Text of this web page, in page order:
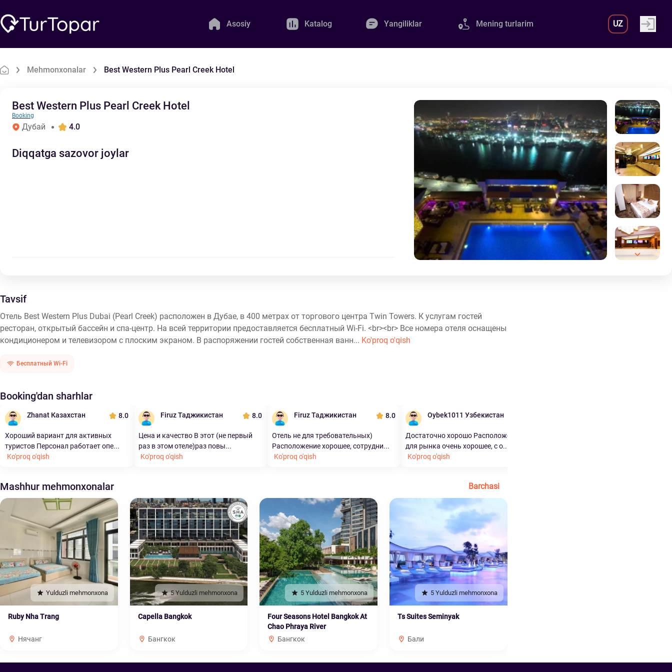
Asosiy Katalog Yangiliklar Mening turlarim UZ
Mehmonxonalar Best Western Plus Pearl Creek Hotel
Best Western Plus Pearl Creek Hotel
Booking
Дубай 4.0
Diqqatga sazovor joylar
Tavsif
Отель Best Western Plus Dubai (Pearl Creek) расположен в Дубае, в 400 метрах от торгового центра Twin Towers. К услугам гостей
ресторан, открытый бассейн и спа-центр. На всей территории предоставляется бесплатный Wi-Fi. <br><br> Все номера отеля оснащены
кондиционером и телевизором с плоским экраном. В распоряжении гостей собственная ванн... Ko'proq o'qish
Бесплатный Wi-Fi
Booking'dan sharhlar
Zhanat Казахстан 8.0
Хороший вариант для активных
туристов Персонал работает опе...
Ko'proq o'qish
Firuz Таджикистан 8.0
Цена и качество В этот (не первый
раз в этом отеле)раз повы...
Ko'proq o'qish
Firuz Таджикистан 8.0
Отель не для требовательных)
Расположение хорошее, сотрудни...
Ko'proq o'qish
Oybek1011 Узбекистан
Достаточно хорошо Расположение
для рынка очень хорошее, с о...
Ko'proq o'qish
Mashhur mehmonxonalar Barchasi
Yulduzli mehmonxona
Ruby Nha Trang
Нячанг
5 Yulduzli mehmonxona
Capella Bangkok
Бангкок
5 Yulduzli mehmonxona
Four Seasons Hotel Bangkok At
Chao Phraya River
Бангкок
5 Yulduzli mehmonxona
Ts Suites Seminyak
Бали